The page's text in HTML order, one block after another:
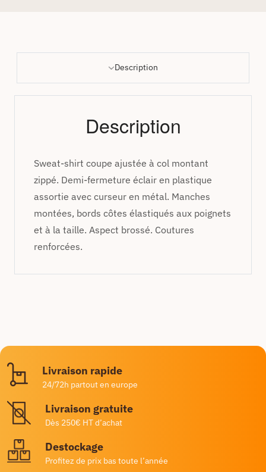
Description
Description
Sweat-shirt coupe ajustée à col montant
zippé. Demi-fermeture éclair en plastique
assortie avec curseur en métal. Manches
montées, bords côtes élastiqués aux poignets
et à la taille. Aspect brossé. Coutures
renforcées.
Livraison rapide
24/72h partout en europe
Livraison gratuite
Dès 250€ HT d’achat
Destockage
Profitez de prix bas toute l’année